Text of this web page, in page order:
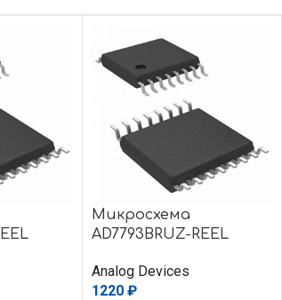
Микросхема
AD7793BRUZ-REEL
Analog Devices
1220 ₽